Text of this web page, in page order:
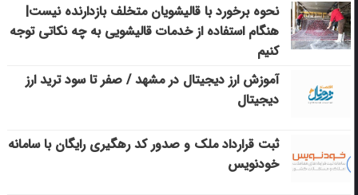
نحوه برخورد با قالیشویان متخلف بازدارنده نیست|
هنگام استفاده از خدمات قالیشویی به چه نکاتی توجه
کنیم
آموزش ارز دیجیتال در مشهد / صفر تا سود ترید ارز
دیجیتال
ثبت قرارداد ملک و صدور کد رهگیری رایگان با سامانه
خودنویس